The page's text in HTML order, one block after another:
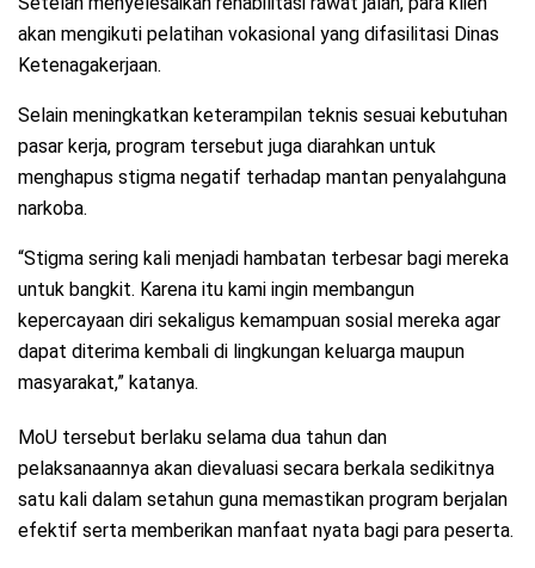
akan mengikuti pelatihan vokasional yang difasilitasi Dinas
Ketenagakerjaan.
Selain meningkatkan keterampilan teknis sesuai kebutuhan
pasar kerja, program tersebut juga diarahkan untuk
menghapus stigma negatif terhadap mantan penyalahguna
narkoba.
“Stigma sering kali menjadi hambatan terbesar bagi mereka
untuk bangkit. Karena itu kami ingin membangun
kepercayaan diri sekaligus kemampuan sosial mereka agar
dapat diterima kembali di lingkungan keluarga maupun
masyarakat,” katanya.
MoU tersebut berlaku selama dua tahun dan
pelaksanaannya akan dievaluasi secara berkala sedikitnya
satu kali dalam setahun guna memastikan program berjalan
efektif serta memberikan manfaat nyata bagi para peserta.